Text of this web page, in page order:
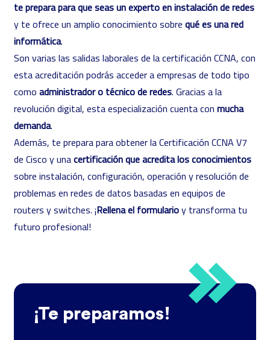
te prepara para que seas un experto en instalación de redes
y te ofrece un amplio conocimiento sobre qué es una red
informática.
Son varias las salidas laborales de la certificación CCNA, con
esta acreditación podrás acceder a empresas de todo tipo
como administrador o técnico de redes. Gracias a la
revolución digital, esta especialización cuenta con mucha
demanda.
Además, te prepara para obtener laCertificación CCNA V7
de Cisco y unacertificación que acredita los conocimientos
sobre instalación, configuración, operación y resolución de
problemas en redes de datos basadas en equipos de
routers y switches. ¡Rellena el formularioy transforma tu
futuro profesional!
¡Te preparamos!